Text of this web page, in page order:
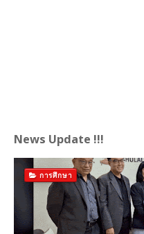
News Update !!!
การศึกษา